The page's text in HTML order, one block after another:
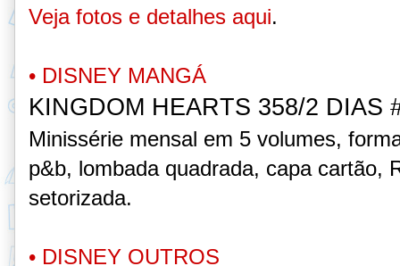
Veja fotos e detalhes aqui.
• DISNEY MANGÁ
KINGDOM HEARTS 358/2 DIAS
Minissérie mensal em 5 volumes,
p&b, lombada quadrada, capa cartão,
setorizada.
• DISNEY OUTROS